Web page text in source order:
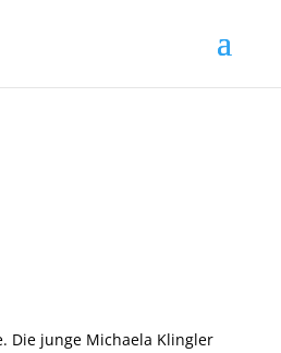
Die junge Michaela Klingler